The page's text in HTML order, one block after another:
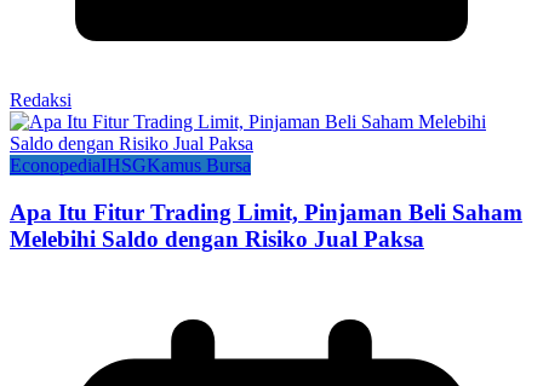
Redaksi
EconopediaIHSGKamus Bursa
Apa Itu Fitur Trading Limit, Pinjaman Beli Saham
Melebihi Saldo dengan Risiko Jual Paksa